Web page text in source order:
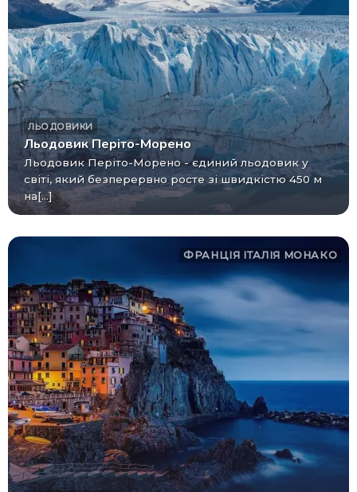
ЛЬОДОВИКИ
Льодовик Періто-Морено
Льодовик Періто-Морено - єдиний льодовик у
світі, який безперервно росте зі швидкістю 450 м
на[...]
ФРАНЦІЯ ІТАЛІЯ МОНАКО